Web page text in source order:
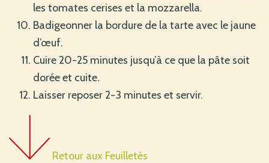
les tomates cerises et la mozzarella.
Badigeonner la bordure de la tarte avec le jaune
d’œuf.
Cuire 20-25 minutes jusqu’à ce que la pâte soit
dorée et cuite.
Laisser reposer 2-3 minutes et servir.
Retour aux Feuilletés